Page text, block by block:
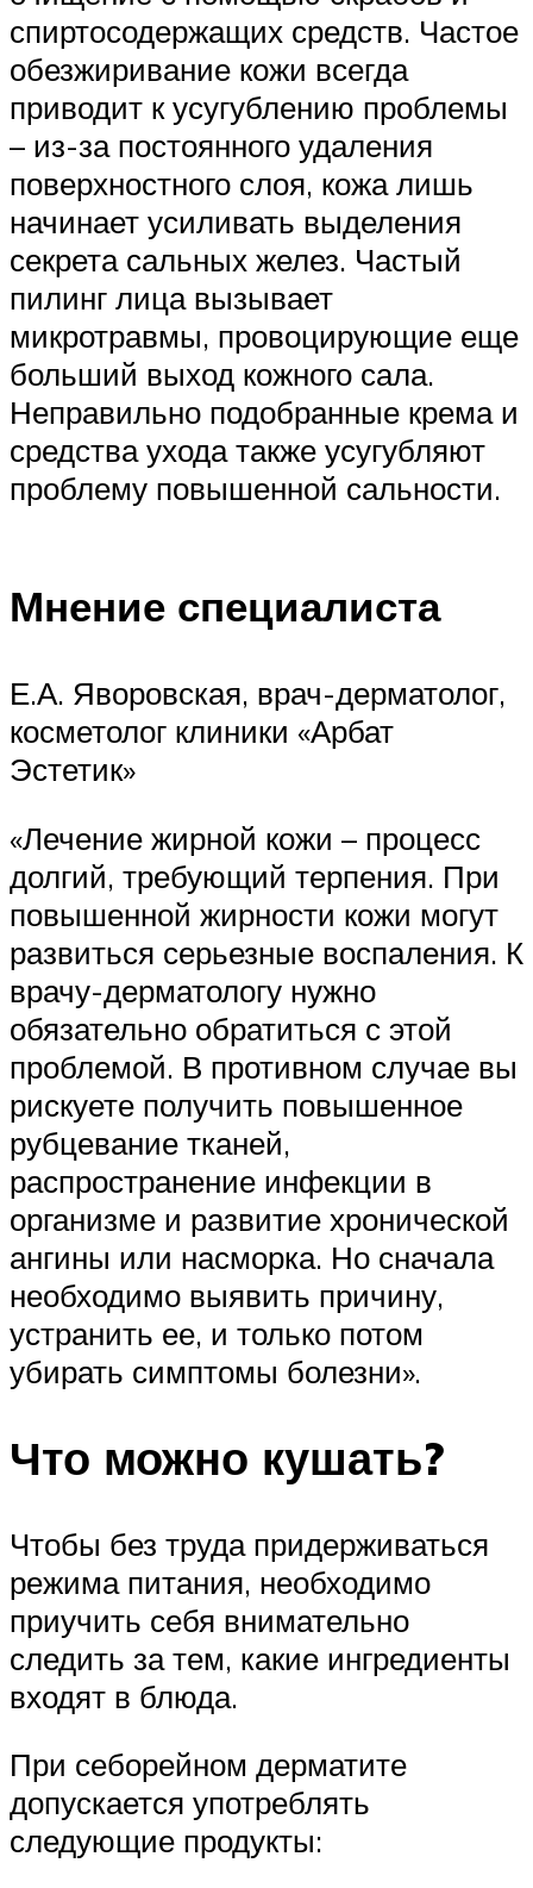
спиртосодержащих средств. Частое
обезжиривание кожи всегда
приводит к усугублению проблемы
– из-за постоянного удаления
поверхностного слоя, кожа лишь
начинает усиливать выделения
секрета сальных желез. Частый
пилинг лица вызывает
микротравмы, провоцирующие еще
больший выход кожного сала.
Неправильно подобранные крема и
средства ухода также усугубляют
проблему повышенной сальности.
Мнение специалиста
Е.А. Яворовская, врач-дерматолог,
косметолог клиники «Арбат
Эстетик»
«Лечение жирной кожи – процесс
долгий, требующий терпения. При
повышенной жирности кожи могут
развиться серьезные воспаления. К
врачу-дерматологу нужно
обязательно обратиться с этой
проблемой. В противном случае вы
рискуете получить повышенное
рубцевание тканей,
распространение инфекции в
организме и развитие хронической
ангины или насморка. Но сначала
необходимо выявить причину,
устранить ее, и только потом
убирать симптомы болезни».
Что можно кушать?
Чтобы без труда придерживаться
режима питания, необходимо
приучить себя внимательно
следить за тем, какие ингредиенты
входят в блюда.
При себорейном дерматите
допускается употреблять
следующие продукты: